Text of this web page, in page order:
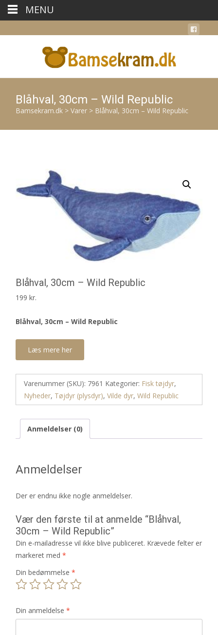
Blåhval, 30cm – Wild Republic
Bamsekram.dk > Varer > Blåhval, 30cm – Wild Republic
Blåhval, 30cm – Wild Republic
199 kr.
Blåhval, 30cm – Wild Republic
Læs mere her
Varenummer (SKU): 7961 Kategorier: Fisk tøjdyr,
Nyheder, Tøjdyr (plysdyr), Vilde dyr, Wild Republic
Anmeldelser (0)
Anmeldelser
Der er endnu ikke nogle anmeldelser.
Vær den første til at anmelde “Blåhval,
30cm – Wild Republic”
Din e-mailadresse vil ikke blive publiceret. Krævede felter er
markeret med *
Din bedømmelse *
Din anmeldelse *
MENU